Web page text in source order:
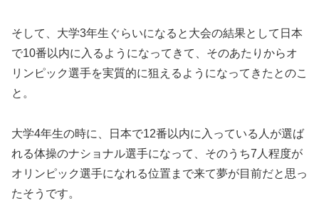
そして、大学3年生ぐらいになると大会の結果として日本
で10番以内に入るようになってきて、そのあたりからオ
リンピック選手を実質的に狙えるようになってきたとのこ
と。
大学4年生の時に、日本で12番以内に入っている人が選ば
れる体操のナショナル選手になって、そのうち7人程度が
オリンピック選手になれる位置まで来て夢が目前だと思っ
たそうです。